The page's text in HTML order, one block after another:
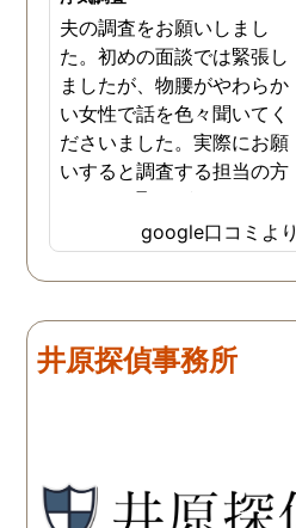
夫の調査をお願いしまし
た。初めの面談では緊張し
ましたが、物腰がやわらか
い女性で話を色々聞いてく
ださいました。実際にお願
いすると調査する担当の方
とのやり取りがメインで、
色々不安や心配な事の共有
をしてくれました。探偵の
方に依頼となると丸投げで
が、二人三脚で協力しあい
ながら、進めて行った感じ
と思います。思い切ってお
願いして良かったです。 こ
google口コミより
井原探偵事務所